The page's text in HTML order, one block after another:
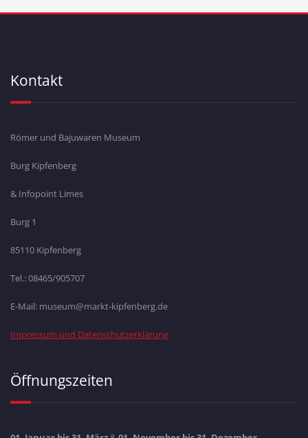
Kontakt
Römer und Bajuwaren Museum
Burg Kipfenberg
& Infopoint Limes
Burg 1
85110 Kipfenberg
Tel.: 08465/905707
E-Mail: museum@markt-kipfenberg.de
Impressum und Datenschutzerklärung
Öffnungszeiten